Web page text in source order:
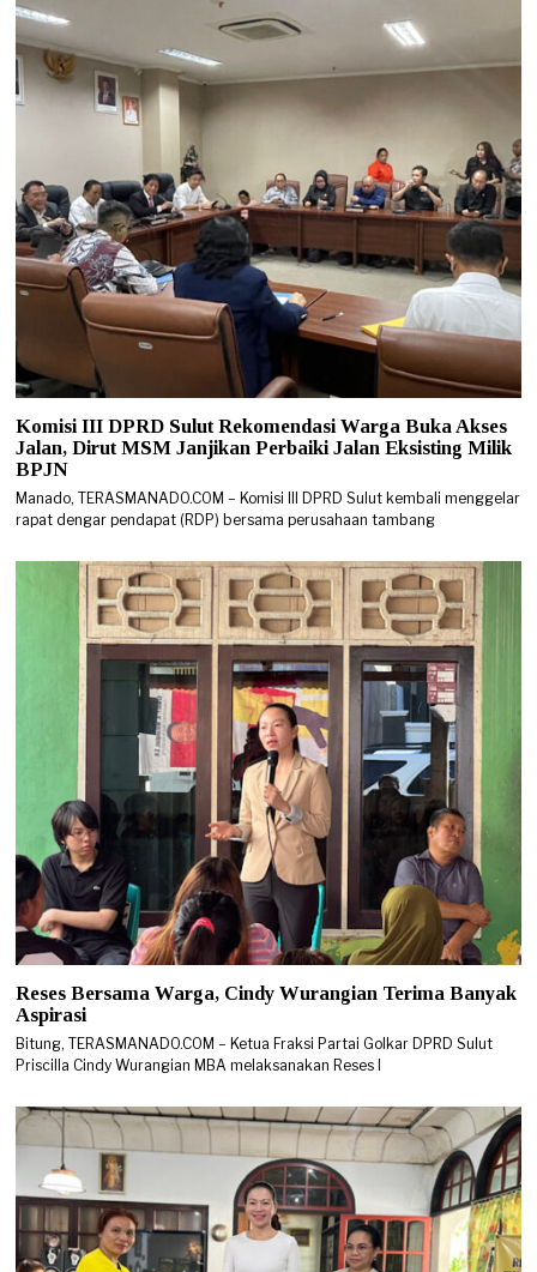
Komisi III DPRD Sulut Rekomendasi Warga Buka Akses
Jalan, Dirut MSM Janjikan Perbaiki Jalan Eksisting Milik
BPJN
Manado, TERASMANADO.COM – Komisi III DPRD Sulut kembali menggelar
rapat dengar pendapat (RDP) bersama perusahaan tambang
Reses Bersama Warga, Cindy Wurangian Terima Banyak
Aspirasi
Bitung, TERASMANADO.COM – Ketua Fraksi Partai Golkar DPRD Sulut
Priscilla Cindy Wurangian MBA melaksanakan Reses I